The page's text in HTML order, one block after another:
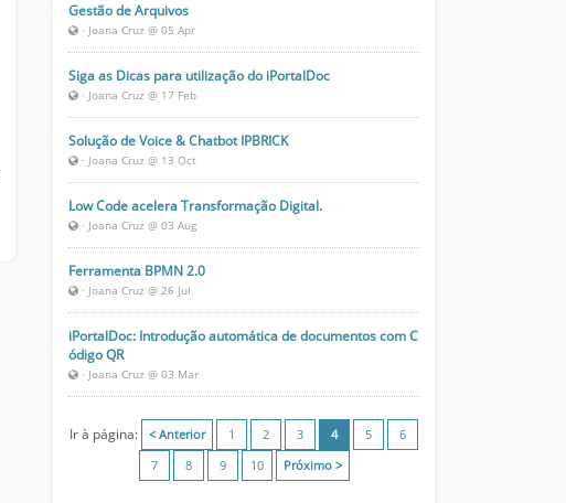
Gestão de Arquivos
· Joana Cruz @ 05 Apr
Siga as Dicas para utilização do iPortalDoc
· Joana Cruz @ 17 Feb
Solução de Voice & Chatbot IPBRICK
· Joana Cruz @ 13 Oct
Low Code acelera Transformação Digital.
· Joana Cruz @ 03 Aug
Ferramenta BPMN 2.0
· Joana Cruz @ 26 Jul
iPortalDoc: Introdução automática de documentos com C
ódigo QR
· Joana Cruz @ 03 Mar
Ir à página: < Anterior 1 2 3 4 5
6
7
8 9 10 Próximo >